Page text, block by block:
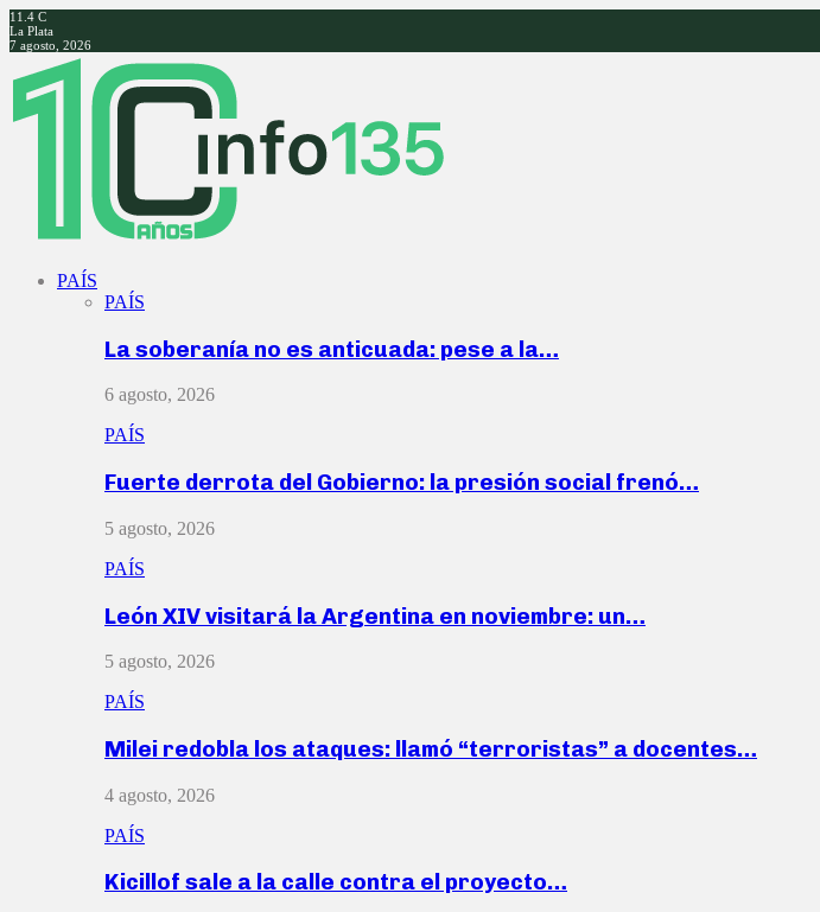
11.4 C
La Plata
7 agosto, 2026
Facebook
Twitter
Instagram
Youtube
PAÍS
PAÍS
La soberanía no es anticuada: pese a la…
6 agosto, 2026
PAÍS
Fuerte derrota del Gobierno: la presión social frenó…
5 agosto, 2026
PAÍS
León XIV visitará la Argentina en noviembre: un…
5 agosto, 2026
PAÍS
Milei redobla los ataques: llamó “terroristas” a docentes…
4 agosto, 2026
PAÍS
Kicillof sale a la calle contra el proyecto…